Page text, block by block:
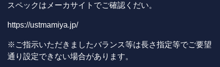
スペックはメーカサイトでご確認くだい。
https://ustmamiya.jp/
※ご指示いただきましたバランス等は長さ指定等でご要望
通り設定できない場合があります。